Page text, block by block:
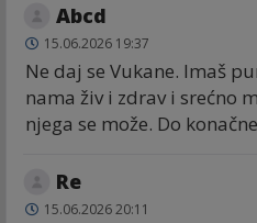
Abcd
15.06.2026 19:37
Ne daj se Vukane. Imaš
nama živ i zdrav i srećno
njega se može. Do
Re
15.06.2026 20:11